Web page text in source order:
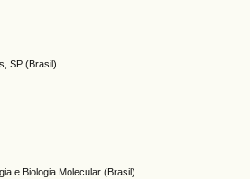
SP (Brasil)
e Biologia Molecular (Brasil)